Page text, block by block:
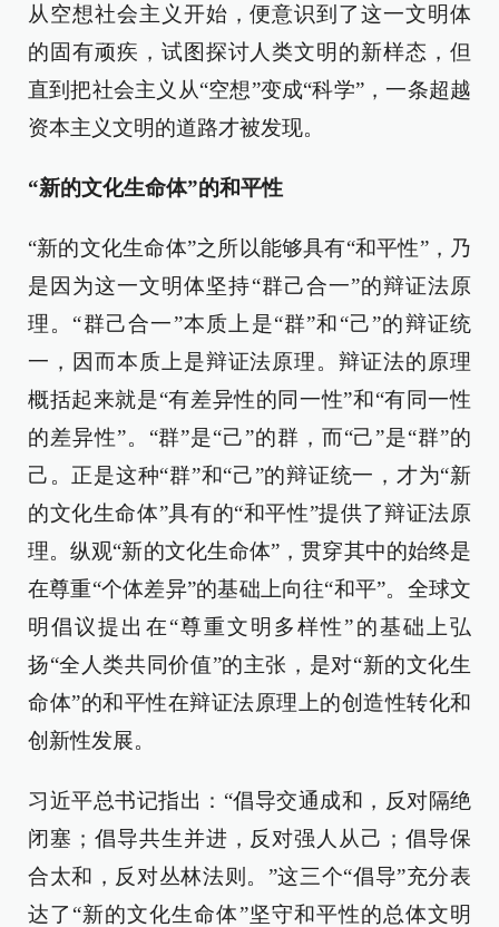
从空想社会主义开始，便意识到了这一文明体
的固有顽疾，试图探讨人类文明的新样态，但
直到把社会主义从“空想”变成“科学”，一条超越
资本主义文明的道路才被发现。
“新的文化生命体”的和平性
“新的文化生命体”之所以能够具有“和平性”，乃
是因为这一文明体坚持“群己合一”的辩证法原
理。“群己合一”本质上是“群”和“己”的辩证统
一，因而本质上是辩证法原理。辩证法的原理
概括起来就是“有差异性的同一性”和“有同一性
的差异性”。“群”是“己”的群，而“己”是“群”的
己。正是这种“群”和“己”的辩证统一，才为“新
的文化生命体”具有的“和平性”提供了辩证法原
理。纵观“新的文化生命体”，贯穿其中的始终是
在尊重“个体差异”的基础上向往“和平”。全球文
明倡议提出在“尊重文明多样性”的基础上弘
扬“全人类共同价值”的主张，是对“新的文化生
命体”的和平性在辩证法原理上的创造性转化和
创新性发展。
习近平总书记指出：“倡导交通成和，反对隔绝
闭塞；倡导共生并进，反对强人从己；倡导保
合太和，反对丛林法则。”这三个“倡导”充分表
达了“新的文化生命体”坚守和平性的总体文明